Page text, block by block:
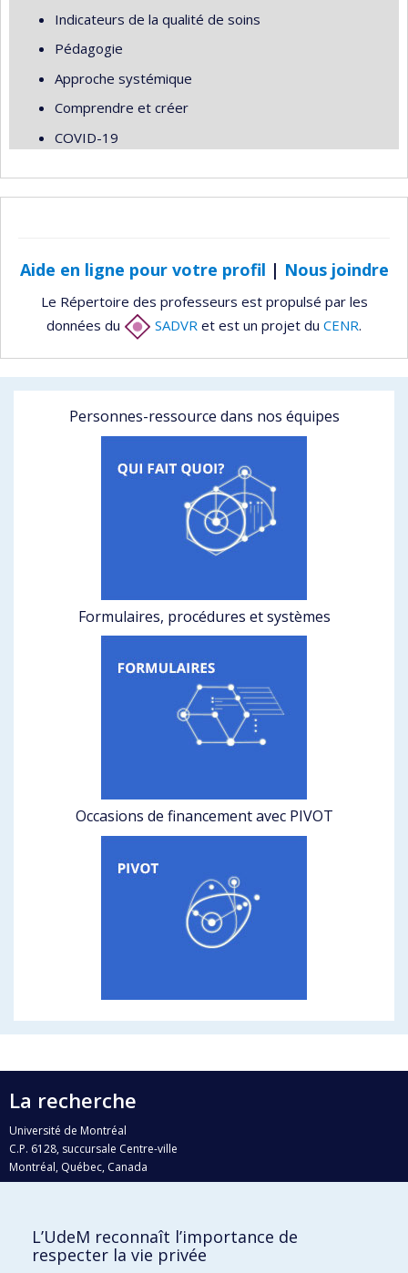
Indicateurs de la qualité de soins
Pédagogie
Approche systémique
Comprendre et créer
COVID-19
Aide en ligne pour votre profil | Nous joindre
Le Répertoire des professeurs est propulsé par les
données du
SADVR et est un projet du CENR.
Personnes-ressource dans nos équipes
Formulaires, procédures et systèmes
Occasions de financement avec PIVOT
La recherche
Université de Montréal
C.P. 6128, succursale Centre-ville
Montréal, Québec, Canada
H3C 3J7
Qui fait quoi?
L’UdeM reconnaît l’importance de
respecter la vie privée